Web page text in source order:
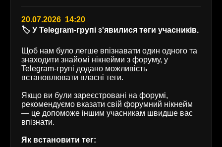
20.07.2026 14:20
🏷️ У Telegram-групі з'явилися теги учасників.
Щоб нам було легше впізнавати один одного та
знаходити знайомі нікнейми з форуму, у
Telegram-групі додано можливість
встановлювати власні теги.
Якщо ви були зареєстровані на форумі,
рекомендуємо вказати свій форумний нікнейм
— це допоможе іншим учасникам швидше вас
впізнати.
Як встановити тег: